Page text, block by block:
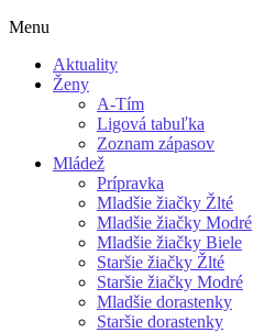
Menu
Aktuality
Ženy
A-Tím
Ligová tabuľka
Zoznam zápasov
Mládež
Prípravka
Mladšie žiačky Žlté
Mladšie žiačky Modré
Mladšie žiačky Biele
Staršie žiačky Žlté
Staršie žiačky Modré
Mladšie dorastenky
Staršie dorastenky